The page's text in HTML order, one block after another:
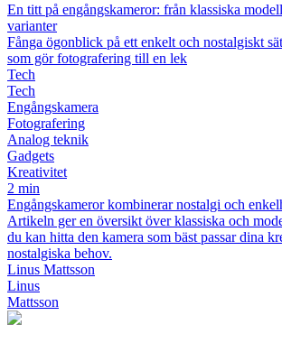
En titt på engångskameror: från klassiska
varianter
Fånga ögonblick på ett enkelt och nostalgiskt
som gör fotografering till en lek
Tech
Tech
Engångskamera
Fotografering
Analog teknik
Gadgets
Kreativitet
2 min
Engångskameror kombinerar nostalgi och
Artikeln ger en översikt över klassiska och
du kan hitta den kamera som bäst passar dina
nostalgiska behov.
Linus Mattsson
Linus
Mattsson